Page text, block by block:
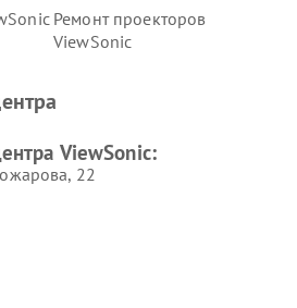
Ремонт проекторов
ViewSonic
ViewSonic:
22